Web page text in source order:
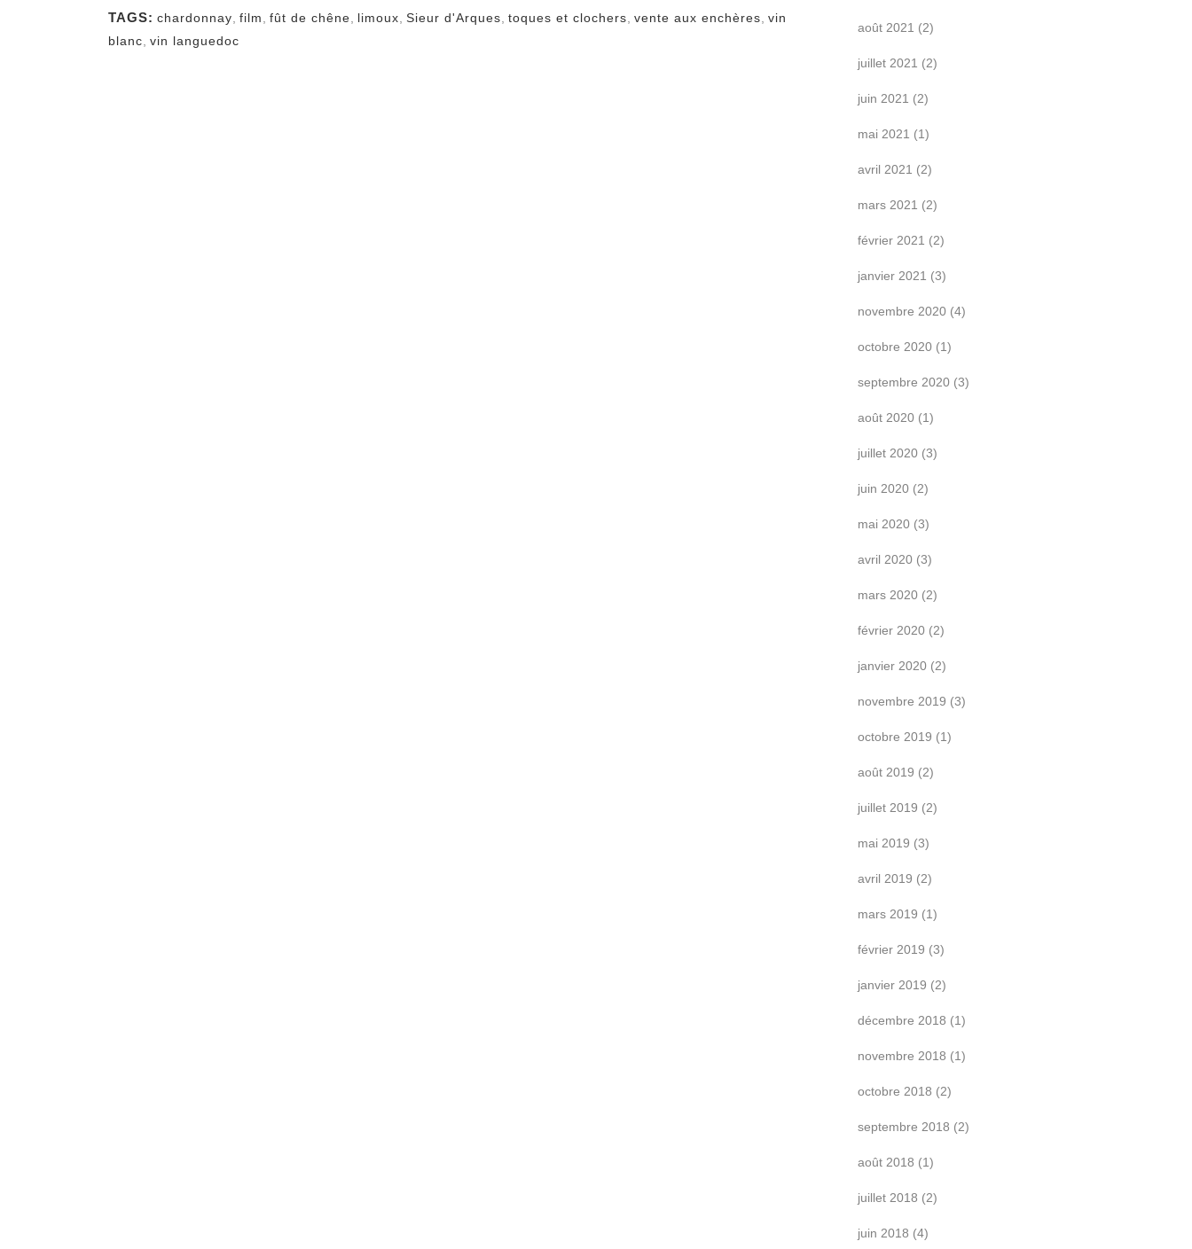
TAGS: chardonnay film fût de chêne limoux Sieur d'Arques toques et clochers vente aux enchères vin
blanc vin languedoc
août 2021 (2)
juillet 2021 (2)
juin 2021 (2)
mai 2021 (1)
avril 2021 (2)
mars 2021 (2)
février 2021 (2)
janvier 2021 (3)
novembre 2020 (4)
octobre 2020 (1)
septembre 2020 (3)
août 2020 (1)
juillet 2020 (3)
juin 2020 (2)
mai 2020 (3)
avril 2020 (3)
mars 2020 (2)
février 2020 (2)
janvier 2020 (2)
novembre 2019 (3)
octobre 2019 (1)
août 2019 (2)
juillet 2019 (2)
mai 2019 (3)
avril 2019 (2)
mars 2019 (1)
février 2019 (3)
janvier 2019 (2)
décembre 2018 (1)
novembre 2018 (1)
octobre 2018 (2)
septembre 2018 (2)
août 2018 (1)
juillet 2018 (2)
juin 2018 (4)